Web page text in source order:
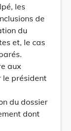
les
de
du
et, le cas
aux
le président
du dossier
dont